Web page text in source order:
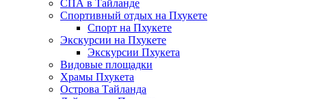
СПА в Тайланде
Спортивный отдых на Пхукете
Спорт на Пхукете
Экскурсии на Пхукете
Экскурсии Пхукета
Видовые площадки
Храмы Пхукета
Острова Тайланда